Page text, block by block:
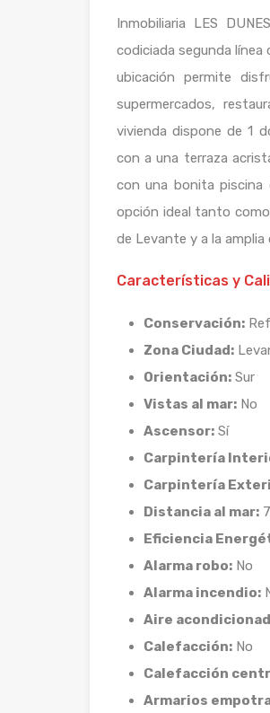
Inmobiliaria LES
codiciada segunda
ubicación permite
supermercados,
vivienda dispone de 1
con a una terraza
con una bonita piscina
opción ideal tanto
de Levante y a la
Características y
Conservación:
Zona Ciudad:
Orientación: Sur
Vistas al mar: No
Ascensor: Sí
Carpintería
Carpintería
Distancia al mar:
Eficiencia
Alarma robo: No
Alarma incendio:
Aire
Calefacción: No
Calefacción
Armarios